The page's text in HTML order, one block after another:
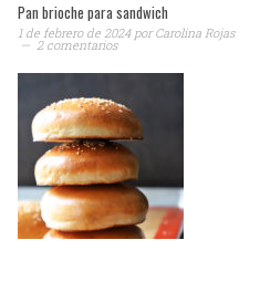
Pan brioche para sandwich
1 de febrero de 2024porCarolina Rojas
2 comentarios